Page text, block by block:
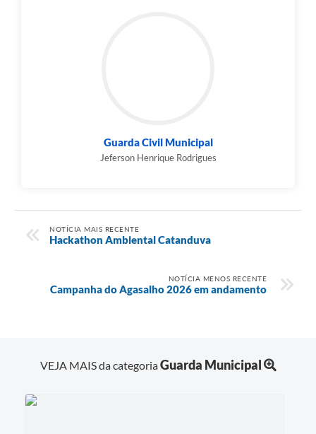
Guarda Civil Municipal
Jeferson Henrique Rodrigues
NOTÍCIA MAIS RECENTE
Hackathon Ambiental Catanduva
NOTÍCIA MENOS RECENTE
Campanha do Agasalho 2026 em andamento
VEJA MAIS da categoriaGuarda Municipal